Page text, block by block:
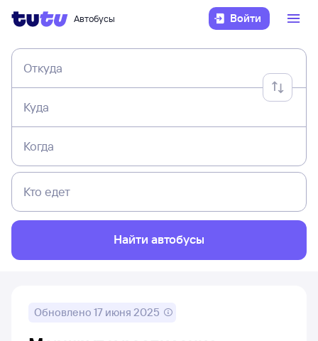
Автобусы Войти
Откуда
Куда
Когда
Кто едет
Найти автобусы
Обновлено 17 июня 2025